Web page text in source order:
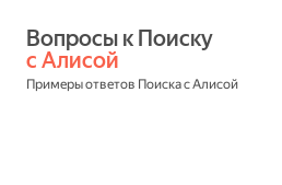
с Алисой
Примеры ответов Поиска с Алисой